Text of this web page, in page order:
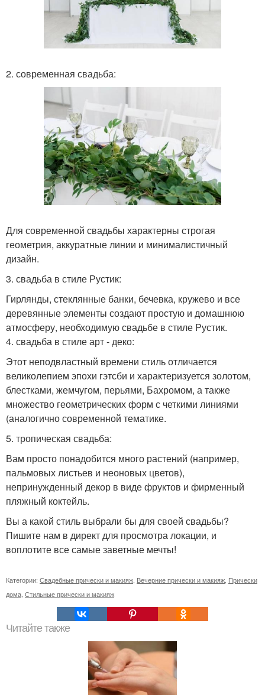
2. современная свадьба:
Для современной свадьбы характерны строгая
геометрия, аккуратные линии и минималистичный
дизайн.
3. свадьба в стиле Рустик:
Гирлянды, стеклянные банки, бечевка, кружево и все
деревянные элементы создают простую и домашнюю
атмосферу, необходимую свадьбе в стиле Рустик.
4. свадьба в стиле арт - деко:
Этот неподвластный времени стиль отличается
великолепием эпохи гэтсби и характеризуется золотом,
блестками, жемчугом, перьями, Бахромом, а также
множество геометрических форм с четкими линиями
(аналогично современной тематике.
5. тропическая свадьба:
Вам просто понадобится много растений (например,
пальмовых листьев и неоновых цветов),
непринужденный декор в виде фруктов и фирменный
пляжный коктейль.
Вы а какой стиль выбрали бы для своей свадьбы?
Пишите нам в директ для просмотра локации, и
воплотите все самые заветные мечты!
Категории: Свадебные прически и макияж Вечерние прически и макияж Прически
дома Стильные прически и макияж
Читайте также